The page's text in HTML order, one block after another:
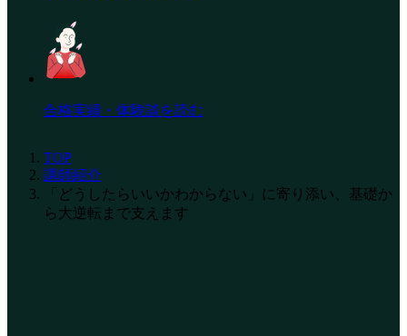
合格実績・体験談を読む
TOP
講師紹介
「どうしたらいいかわからない」に寄り添い、基礎か
ら大逆転まで支えます